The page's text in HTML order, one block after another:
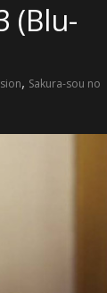
(Blu-
, Sakura-sou no